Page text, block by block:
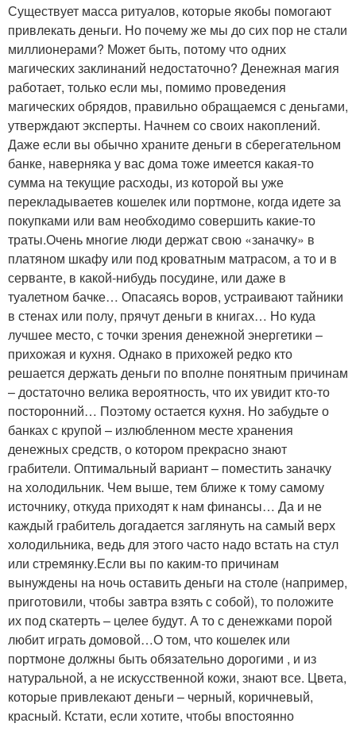
Существует масса ритуалов, которые якобы помогают
привлекать деньги. Но почему же мы до сих пор не стали
миллионерами? Может быть, потому что одних
магических заклинаний недостаточно? Денежная магия
работает, только если мы, помимо проведения
магических обрядов, правильно обращаемся с деньгами,
утверждают эксперты. Начнем со своих накоплений.
Даже если вы обычно храните деньги в сберегательном
банке, наверняка у вас дома тоже имеется какая-то
сумма на текущие расходы, из которой вы уже
перекладываетев кошелек или портмоне, когда идете за
покупками или вам необходимо совершить какие-то
траты.Очень многие люди держат свою «заначку» в
платяном шкафу или под кроватным матрасом, а то и в
серванте, в какой-нибудь посудине, или даже в
туалетном бачке… Опасаясь воров, устраивают тайники
в стенах или полу, прячут деньги в книгах… Но куда
лучшее место, с точки зрения денежной энергетики –
прихожая и кухня. Однако в прихожей редко кто
решается держать деньги по вполне понятным причинам
– достаточно велика вероятность, что их увидит кто-то
посторонний… Поэтому остается кухня. Но забудьте о
банках с крупой – излюбленном месте хранения
денежных средств, о котором прекрасно знают
грабители. Оптимальный вариант – поместить заначку
на холодильник. Чем выше, тем ближе к тому самому
источнику, откуда приходят к нам финансы… Да и не
каждый грабитель догадается заглянуть на самый верх
холодильника, ведь для этого часто надо встать на стул
или стремянку.Если вы по каким-то причинам
вынуждены на ночь оставить деньги на столе (например,
приготовили, чтобы завтра взять с собой), то положите
их под скатерть – целее будут. А то с денежками порой
любит играть домовой…О том, что кошелек или
портмоне должны быть обязательно дорогими , и из
натуральной, а не искусственной кожи, знают все. Цвета,
которые привлекают деньги – черный, коричневый,
красный. Кстати, если хотите, чтобы впостоянно